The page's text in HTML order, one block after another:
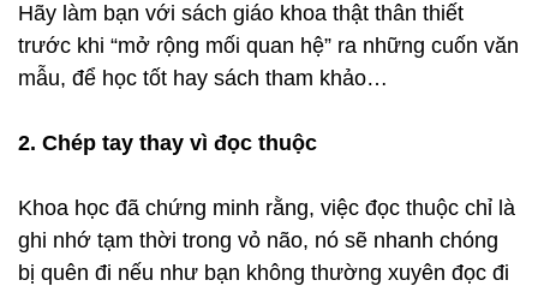
Hãy làm bạn với sách giáo khoa thật thân thiết
trước khi “mở rộng mối quan hệ” ra những cuốn văn
mẫu, để học tốt hay sách tham khảo…
2. Chép tay thay vì đọc thuộc
Khoa học đã chứng minh rằng, việc đọc thuộc chỉ là
ghi nhớ tạm thời trong vỏ não, nó sẽ nhanh chóng
bị quên đi nếu như bạn không thường xuyên đọc đi